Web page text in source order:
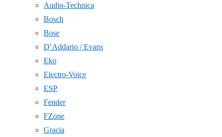
Audio-Technica
Bosch
Bose
D’Addario / Evans
Eko
Electro-Voice
ESP
Fender
FZone
Gracia